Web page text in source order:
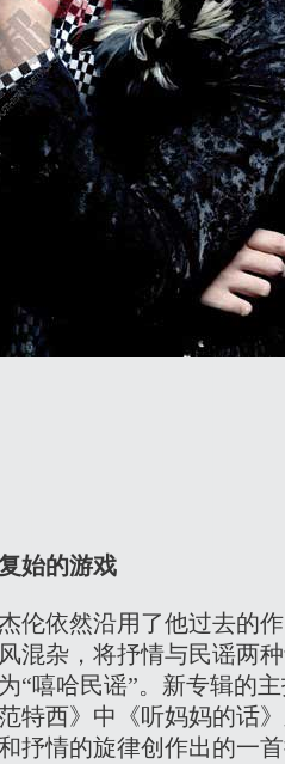
始的游戏
依然沿用了他过去的作
混杂，将抒情与民谣两
“嘻哈民谣”。新专辑的
特西》中《听妈妈的话
抒情的旋律创作出的一